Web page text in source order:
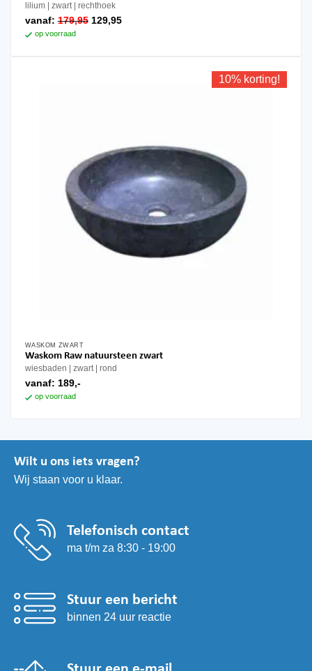
lilium zwart rechthoek
vanaf:179,95 oorspronkelijke
129,95huidige
op voorraad
10% korting!
WASKOM ZWART
Waskom Raw natuursteen zwart
wiesbaden zwart rond
vanaf: 189,-
op voorraad
Wilt u ons iets vragen?
Wij staan voor u klaar.
Telefonisch contact
ma t/m za 8:30 - 19:00
Stuur een bericht
binnen 24 uur reactie